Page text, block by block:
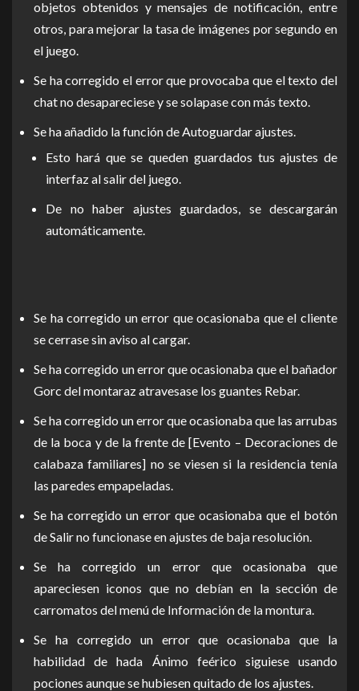
objetos obtenidos y mensajes de notificación, entre
otros, para mejorar la tasa de imágenes por segundo en
el juego.
Se ha corregido el error que provocaba que el texto del
chat no desapareciese y se solapase con más texto.
Se ha añadido la función de Autoguardar ajustes.
Esto hará que se queden guardados tus ajustes de
interfaz al salir del juego.
De no haber ajustes guardados, se descargarán
automáticamente.
Se ha corregido un error que ocasionaba que el cliente
se cerrase sin aviso al cargar.
Se ha corregido un error que ocasionaba que el bañador
Gorc del montaraz atravesase los guantes Rebar.
Se ha corregido un error que ocasionaba que las arrubas
de la boca y de la frente de [Evento – Decoraciones de
calabaza familiares] no se viesen si la residencia tenía
las paredes empapeladas.
Se ha corregido un error que ocasionaba que el botón
de Salir no funcionase en ajustes de baja resolución.
Se ha corregido un error que ocasionaba que
apareciesen iconos que no debían en la sección de
carromatos del menú de Información de la montura.
Se ha corregido un error que ocasionaba que la
habilidad de hada Ánimo feérico siguiese usando
pociones aunque se hubiesen quitado de los ajustes.